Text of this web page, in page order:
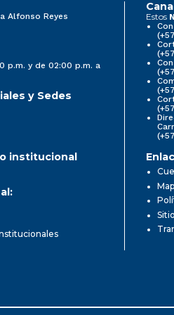
Alfonso Reyes
p.m. y de 02:00 p.m. a
y Sedes
Estos
institucional